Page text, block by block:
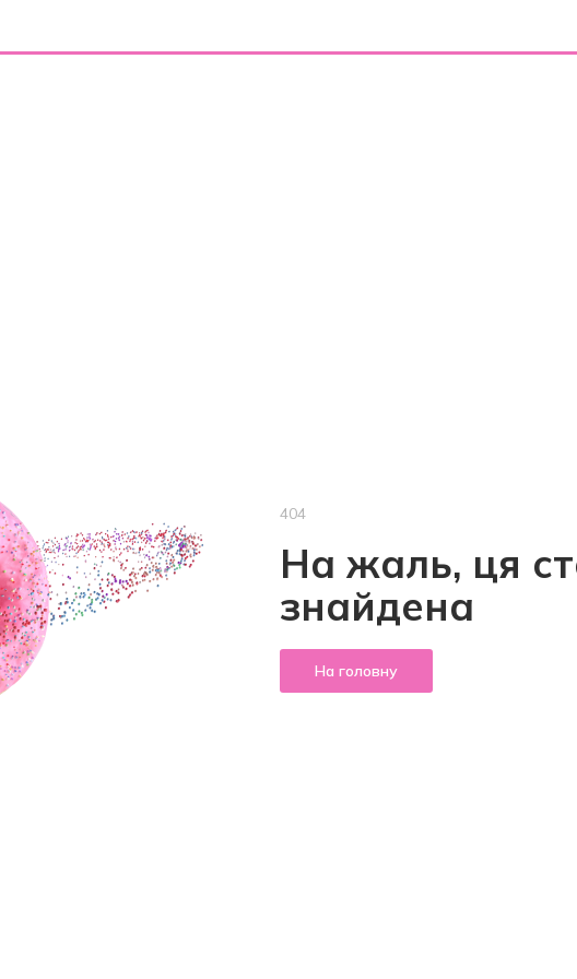
404
На жаль, ця
знайдена
На головну